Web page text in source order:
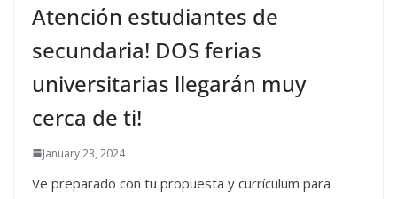
Atención estudiantes de
secundaria! DOS ferias
universitarias llegarán muy
cerca de ti!
January 23, 2024
Ve preparado con tu propuesta y currículum para